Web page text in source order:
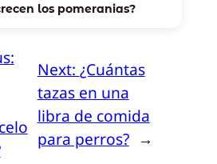
los pomeranias?
Next: ¿Cuántas
tazas en una
libra de comida
para perros? →